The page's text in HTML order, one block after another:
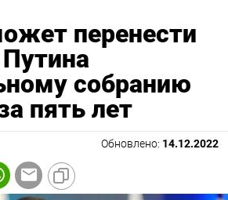
перенести
собранию
пять лет
Обновлено: 14.12.2022